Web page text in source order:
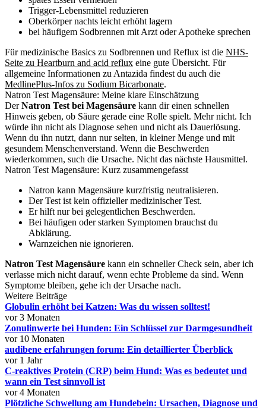
Trigger-Lebensmittel reduzieren
Oberkörper nachts leicht erhöht lagern
bei häufigem Sodbrennen mit Arzt oder Apotheke sprechen
Für medizinische Basics zu Sodbrennen und Reflux ist die NHS-
Seite zu Heartburn and acid reflux eine gute Übersicht. Für
allgemeine Informationen zu Antazida findest du auch die
MedlinePlus-Infos zu Sodium Bicarbonate.
Natron Test Magensäure: Meine klare Einschätzung
DerNatron Test bei Magensäure kann dir einen schnellen
Hinweis geben, ob Säure gerade eine Rolle spielt. Mehr nicht. Ich
würde ihn nicht als Diagnose sehen und nicht als Dauerlösung.
Wenn du ihn nutzt, dann nur selten, in kleiner Menge und mit
gesundem Menschenverstand. Wenn die Beschwerden
wiederkommen, such die Ursache. Nicht das nächste Hausmittel.
Natron Test Magensäure: Kurz zusammengefasst
Natron kann Magensäure kurzfristig neutralisieren.
Der Test ist kein offizieller medizinischer Test.
Er hilft nur bei gelegentlichen Beschwerden.
Bei häufigen oder starken Symptomen brauchst du
Abklärung.
Warnzeichen nie ignorieren.
Natron Test Magensäure kann ein schneller Check sein, aber ich
verlasse mich nicht darauf, wenn echte Probleme da sind. Wenn
Symptome bleiben, gehe ich der Ursache nach.
Weitere Beiträge
Globulin erhöht bei Katzen: Was du wissen solltest!
vor 3 Monaten
Zonulinwerte bei Hunden: Ein Schlüssel zur Darmgesundheit
vor 10 Monaten
audibene erfahrungen forum: Ein detaillierter Überblick
vor 1 Jahr
C-reaktives Protein (CRP) beim Hund: Was es bedeutet und
wann ein Test sinnvoll ist
vor 4 Monaten
Plötzliche Schwellung am Hundebein: Ursachen, Diagnose und